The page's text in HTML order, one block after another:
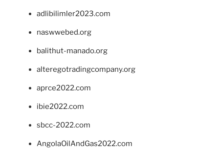
adlibilimler2023.com
naswwebed.org
balithut-manado.org
alteregotradingcompany.org
aprce2022.com
ibie2022.com
sbcc-2022.com
AngolaOilAndGas2022.com